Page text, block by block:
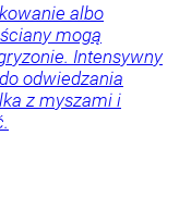
albo
mogą
Intensywny
odwiedzania
z myszami i